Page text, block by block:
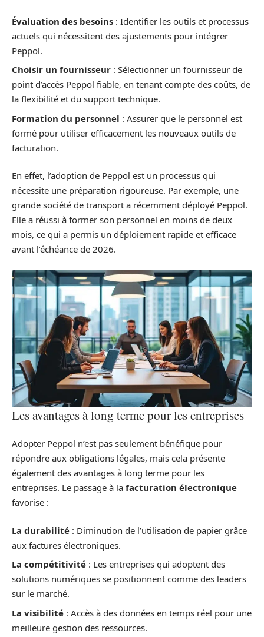
Évaluation des besoins : Identifier les outils et processus
actuels qui nécessitent des ajustements pour intégrer
Peppol.
Choisir un fournisseur : Sélectionner un fournisseur de
point d’accès Peppol fiable, en tenant compte des coûts, de
la flexibilité et du support technique.
Formation du personnel : Assurer que le personnel est
formé pour utiliser efficacement les nouveaux outils de
facturation.
En effet, l’adoption de Peppol est un processus qui
nécessite une préparation rigoureuse. Par exemple, une
grande société de transport a récemment déployé Peppol.
Elle a réussi à former son personnel en moins de deux
mois, ce qui a permis un déploiement rapide et efficace
avant l’échéance de 2026.
Les avantages à long terme pour les entreprises
Adopter Peppol n’est pas seulement bénéfique pour
répondre aux obligations légales, mais cela présente
également des avantages à long terme pour les
entreprises. Le passage à la facturation électronique
favorise :
La durabilité : Diminution de l’utilisation de papier grâce
aux factures électroniques.
La compétitivité : Les entreprises qui adoptent des
solutions numériques se positionnent comme des leaders
sur le marché.
La visibilité : Accès à des données en temps réel pour une
meilleure gestion des ressources.